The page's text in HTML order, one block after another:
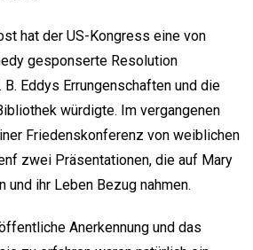
hat der US-Kongress eine von
gesponserte Resolution
Eddys Errungenschaften und die
würdigte. Im vergangenen
Friedenskonferenz von weiblichen
zwei Präsentationen, die auf Mary
und ihr Leben Bezug nahmen.
Anerkennung und das